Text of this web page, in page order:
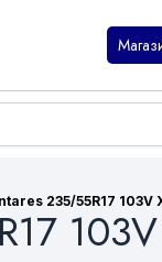
235/55R17 103V